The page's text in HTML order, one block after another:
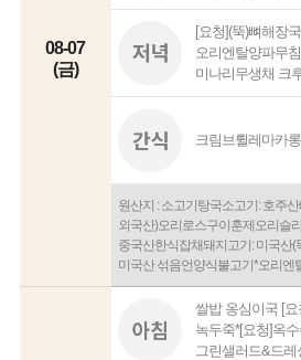
08-07
(금)
[요청](뚝)뼈해장
오리엔탈양파무
미나리무생채 크
크림브륄레마카
원산지 : 소고기탕국소고기: 호주
외국산)오리로스구이훈제오리슬
중국산한식잡채돼지고기: 미국산
미국산 섞음언양식불고기*오리엔
쌀밥 옹심이국 [
녹두죽*[요청]옥
그린샐러드&드